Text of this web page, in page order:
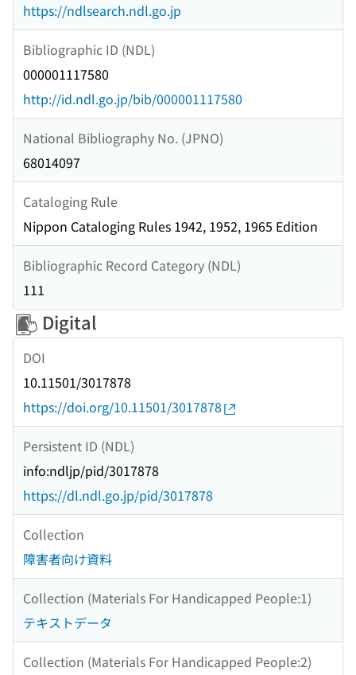
https://ndlsearch.ndl.go.jp
Bibliographic ID (NDL)
000001117580
http://id.ndl.go.jp/bib/000001117580
National Bibliography No. (JPNO)
68014097
Cataloging Rule
Nippon Cataloging Rules 1942, 1952, 1965 Edition
Bibliographic Record Category (NDL)
111
Digital
DOI
10.11501/3017878
https://doi.org/10.11501/3017878
Persistent ID (NDL)
info:ndljp/pid/3017878
https://dl.ndl.go.jp/pid/3017878
Collection
障害者向け資料
Collection (Materials For Handicapped People:1)
テキストデータ
Collection (Materials For Handicapped People:2)